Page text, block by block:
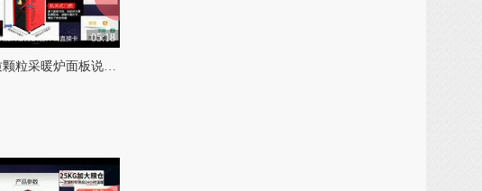
05:18
衡阳生物质颗粒采暖炉面板说明书和星火生物质颗粒取